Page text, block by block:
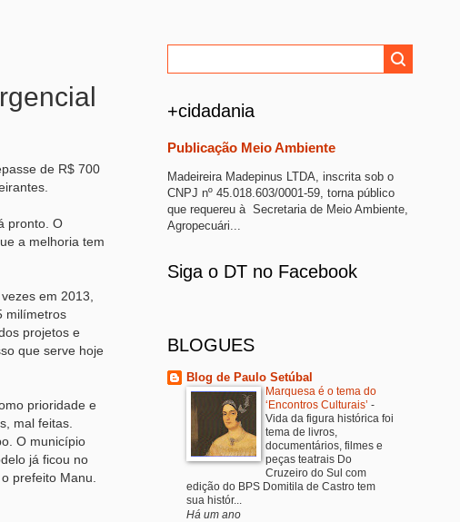
de R$ 700
pronto. O
a melhoria tem
em 2013,
milímetros
projetos e
que serve hoje
prioridade e
mal feitas.
O município
já ficou no
prefeito Manu.
+cidadania
Publicação Meio Ambiente
Madeireira Madepinus LTDA, inscrita sob o
CNPJ nº 45.018.603/0001-59, torna público
que requereu à Secretaria de Meio Ambiente,
Agropecuári...
Siga o DT no Facebook
BLOGUES
Blog de Paulo Setúbal
Marquesa é o tema do
‘Encontros Culturais’ -
Vida da figura histórica foi
tema de livros,
documentários, filmes e
peças teatrais Do
Cruzeiro do Sul com
edição do BPS Domitila de Castro tem
sua histór...
Há um ano